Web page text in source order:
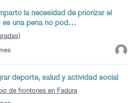
la necesidad de priorizar el
es una pena no pod…
deporte, salud y actividad social
de frontones en Fadura